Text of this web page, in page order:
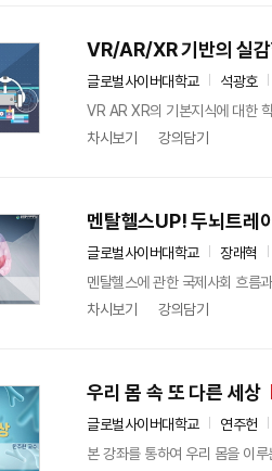
VR/AR/XR 기반의 실
글로벌사이버대학교
석광호
VR AR XR의 기본지식에 대한
차시보기
강의담기
멘탈헬스UP! 두뇌트레
글로벌사이버대학교
장래혁
멘탈헬스에 관한 국제사회 흐름
차시보기
강의담기
우리 몸 속 또 다른 세상
글로벌사이버대학교
연주헌
본 강좌를 통하여 우리 몸을 이